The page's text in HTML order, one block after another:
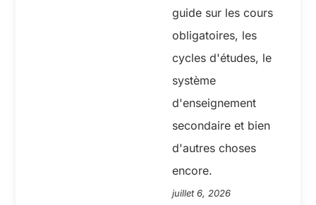
guide sur les cours
obligatoires, les
cycles d'études, le
système
d'enseignement
secondaire et bien
d'autres choses
encore.
juillet 6, 2026